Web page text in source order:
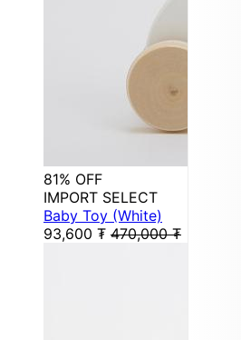
81% OFF
IMPORT SELECT
Baby Toy (White)
93,600 ₮ 470,000 ₮